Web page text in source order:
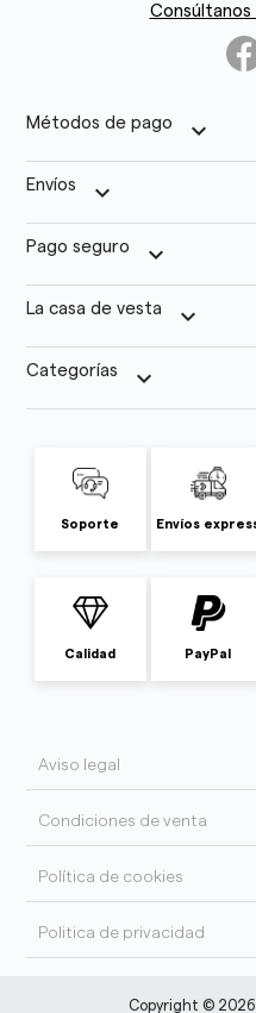
Métodos de pago keyboard_arrow_down
Envíos keyboard_arrow_down
Pago seguro keyboard_arrow_down
La casa de vesta keyboard_arrow_down
Categorías keyboard_arrow_down
Soporte Envíos
Calidad PayPal
Aviso legal
Condiciones de venta
Política de cookies
Politica de privacidad
Copyright © 2026